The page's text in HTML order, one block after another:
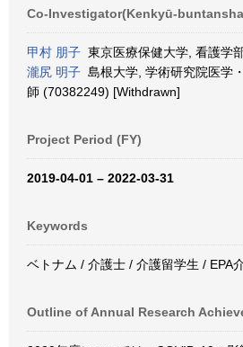
Co-Investigator(Kenkyū-
甲村 朋子 東京医療保健大学, 看護学
瀧尻 明子 島根大学, 学術研究院医学
師 (70382249) [Withdrawn]
Project Period (FY)
2019-04-01 – 2022-03-31
Keywords
ベトナム / 介護士 / 介護留学生 / EPA
Outline of Annual Research